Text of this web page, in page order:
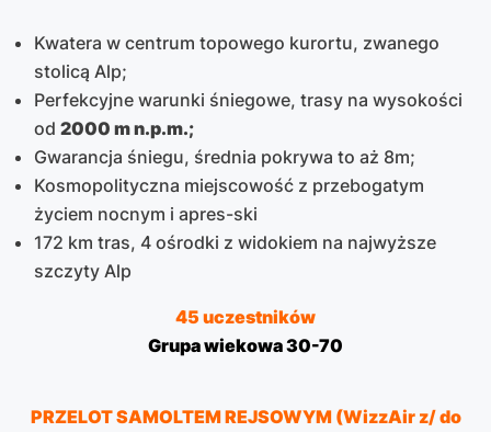
Kwatera w centrum topowego kurortu, zwanego
stolicą Alp;
Perfekcyjne warunki śniegowe, trasy na wysokości
od 2000 m n.p.m.;
Gwarancja śniegu, średnia pokrywa to aż 8m;
Kosmopolityczna miejscowość z przebogatym
życiem nocnym i apres-ski
172 km tras, 4 ośrodki z widokiem na najwyższe
szczyty Alp
45 uczestników
Grupa wiekowa 30-70
PRZELOT SAMOLTEM REJSOWYM (WizzAir z/ do